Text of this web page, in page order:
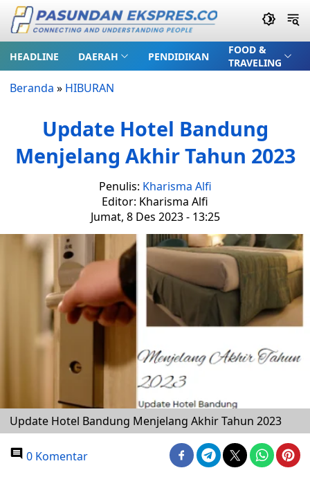
HEADLINE DAERAH PENDIDIKAN
FOOD &
TRAVELING
Beranda » HIBURAN
Update Hotel Bandung
Menjelang Akhir Tahun 2023
Penulis: Kharisma Alfi
Editor: Kharisma Alfi
Jumat, 8 Des 2023 - 13:25
Update Hotel Bandung Menjelang Akhir Tahun 2023
0 Komentar